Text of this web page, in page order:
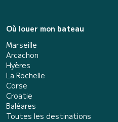
Où louer mon bateau
Marseille
Arcachon
Hyères
La Rochelle
Corse
Croatie
Baléares
Toutes les destinations